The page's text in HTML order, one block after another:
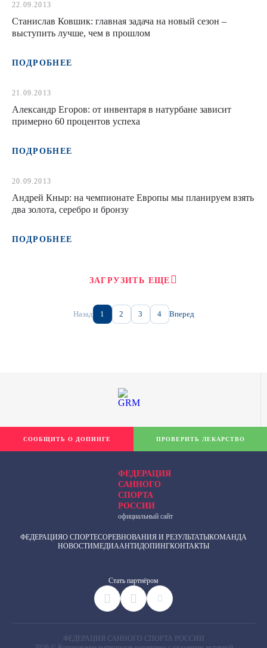
22.09.2013
Станислав Ковшик: главная задача на новый сезон –
выступить лучше, чем в прошлом
ПОДРОБНЕЕ
21.09.2013
Александр Егоров: от инвентаря в натурбане зависит
примерно 60 процентов успеха
ПОДРОБНЕЕ
20.09.2013
Андрей Кныр: на чемпионате Европы мы планируем взять
два золота, серебро и бронзу
ПОДРОБНЕЕ
ЗАГРУЗИТЬ ЕЩЕ
Назад 1 2 3 4 Вперед
ФЕДЕРАЦИЯ
САННОГО
СПОРТА
РОССИИ
официальный сайт
ФЕДЕРАЦИЯО СПОРТЕСОРЕВНОВАНИЯ И РЕЗУЛЬТАТЫКОМАНДА
НОВОСТИМЕДИААНТИДОПИНГКОНТАКТЫ
Cтать партнёром
СООБЩИТЬ О ДОПИНГЕ ПРОВЕРИТЬ ЛЕКАРСТВО
ФЕДЕРАЦИЯ САННОГО СПОРТА РОССИИ